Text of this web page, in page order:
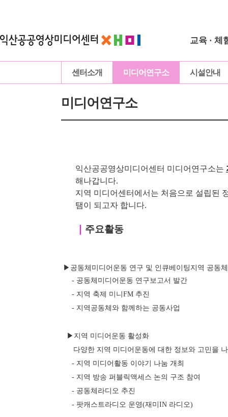
교육 · 체
센터소개 미디어연구소 시설안내
미디어연구소
익산공공영상미디어센터 미디어연구소는
해나갑니다.
지역 미디어센터에서는 처음으로 설립된
탬이 되고자 합니다.
주요활동
▶공동체미디어운동 연구 및 인큐베이팅지역 공동
- 공동체미디어운동 연구보고서 발간
- 지역 축제 미니FM 추진
- 지역공동체와 함께하는 공동사업
▶지역 미디어운동 활성화
다양한 지역 미디어운동에 대한 정보와 고민
- 지역 미디어활동 이야기 나눔 개최
- 지역 방송 퍼블릭액세스 논의 구조 참여
- 공동체라디오 추진
- 팟캐스트라디오 운영(재미IN 라디오)